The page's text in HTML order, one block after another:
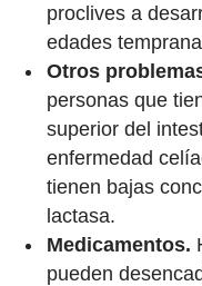
proclives a
edades
Otros
personas que
superior del
enfermedad
tienen bajas
lactasa.
Medicamentos.
pueden